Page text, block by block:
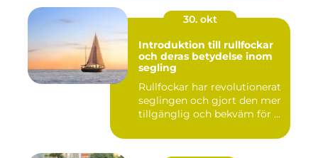
30. okt
Introduktion till rullfockar
och deras betydelse inom
segling
Rullfockar har revolutionerat
seglingen och gjort den mer
tillgänglig och bekväm för ...